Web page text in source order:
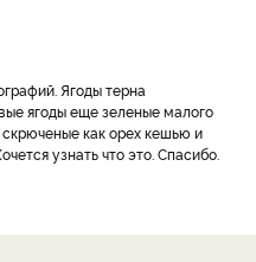
Ягоды терна
ягоды еще зеленые малого
как орех кешью и
узнать что это. Спасибо.